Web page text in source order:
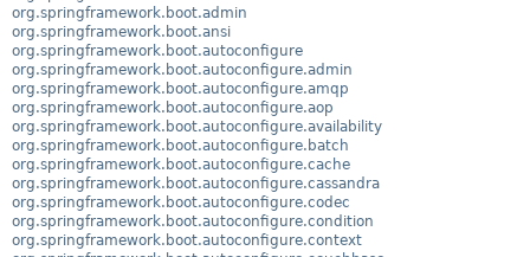
org.springframework.boot.admin
org.springframework.boot.ansi
org.springframework.boot.autoconfigure
org.springframework.boot.autoconfigure.admin
org.springframework.boot.autoconfigure.amqp
org.springframework.boot.autoconfigure.aop
org.springframework.boot.autoconfigure.availability
org.springframework.boot.autoconfigure.batch
org.springframework.boot.autoconfigure.cache
org.springframework.boot.autoconfigure.cassandra
org.springframework.boot.autoconfigure.codec
org.springframework.boot.autoconfigure.condition
org.springframework.boot.autoconfigure.context